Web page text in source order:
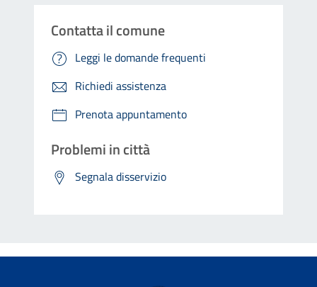
Contatta il comune
Leggi le domande frequenti
Richiedi assistenza
Prenota appuntamento
Problemi in città
Segnala disservizio